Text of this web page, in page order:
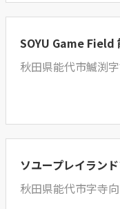
SOYU Game Field
秋田県能代市鰄渕
ソユープレイラン
秋田県能代市字寺